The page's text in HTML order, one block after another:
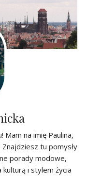
Mam na imię Paulina,
tu pomysły
porady modowe,
i stylem życia